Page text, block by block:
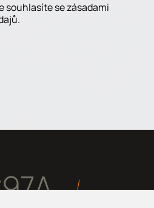
souhlasíte se zásadami